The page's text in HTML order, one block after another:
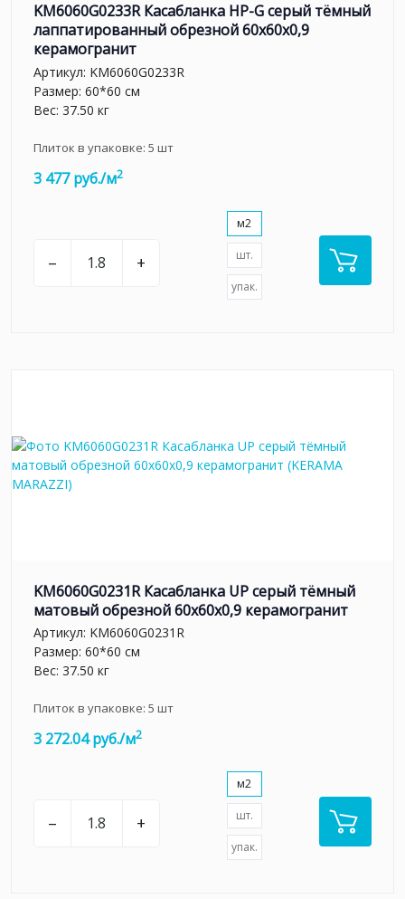
KM6060G0233R Касабланка HP-G серый тёмный
лаппатированный обрезной 60x60x0,9
керамогранит
Артикул: KM6060G0233R
Размер: 60*60 см
Вес: 37.50 кг
Плиток в упаковке: 5 шт
3 477 руб./м2
– +
м2
шт.
упак.
KM6060G0231R Касабланка UP серый тёмный
матовый обрезной 60x60x0,9 керамогранит
Артикул: KM6060G0231R
Размер: 60*60 см
Вес: 37.50 кг
Плиток в упаковке: 5 шт
3 272.04 руб./м2
– +
м2
шт.
упак.